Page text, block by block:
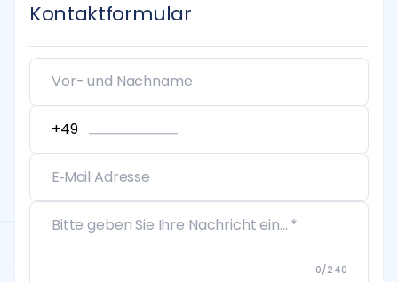
Kontaktformular
0/240